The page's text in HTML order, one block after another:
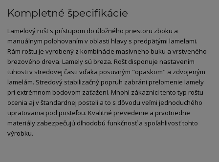
Kompletné špecifikácie
Lamelový rošt s prístupom do úložného priestoru zboku a
manuálnym polohovaním v oblasti hlavy s predpätými lamelami.
Rám roštu je vyrobený z kombinácie masívneho buku a vrstveného
brezového dreva. Lamely sú breza. Rošt disponuje nastavením
tuhosti v stredovej časti vďaka posuvným "opaskom" a zdvojeným
lamelám. Stredový stabilizačný popruh zabráni prelomenie lamely
pri extrémnom bodovom zaťažení. Mnohí zákazníci tento typ roštu
ocenia aj v štandardnej posteli a to s dôvodu veľmi jednoduchého
upratovania pod posteľou. Kvalitné prevedenie a prvotriedne
materiály zabezpečujú dlhodobú funkčnosť a spoľahlivosť tohto
výrobku.